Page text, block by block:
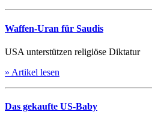
Waffen-Uran für Saudis
USA unterstützen religiöse Diktatur
» Artikel lesen
Das gekaufte US-Baby